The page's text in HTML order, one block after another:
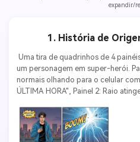
expandir/
1. História de
Uma tira de quadrinhos de 4
um personagem em super-herói.
normais olhando para o celular
ÚLTIMA HORA", Painel 2: Raio
PODER", Painel 4: Personagem
pose heroica. Estilo de quadrinhos,